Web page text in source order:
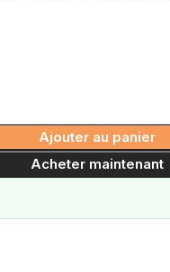
Ajouter au panier
Acheter maintenant